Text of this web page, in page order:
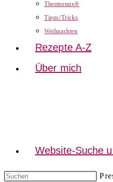
Thermomix®
Tipps/Tricks
Weihnachten
Rezepte A-Z
Über mich
Website-Suche